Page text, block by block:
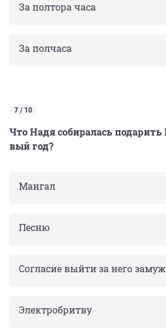
За полтора часа
За полчаса
7 / 10
Что На­дя со­би­ра­лась
вый год?
Мангал
Песню
Согласие выйти за него замуж
Электробритву